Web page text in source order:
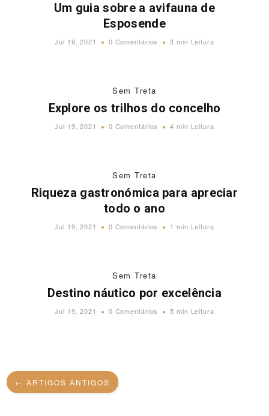
Um guia sobre a avifauna de
Esposende
Jul 19, 2021 0 Comentários 3 min Leitura
Sem Treta
Explore os trilhos do concelho
Jul 19, 2021 0 Comentários 4 min Leitura
Sem Treta
Riqueza gastronómica para apreciar
todo o ano
Jul 19, 2021 0 Comentários 1 min Leitura
Sem Treta
Destino náutico por excelência
Jul 19, 2021 0 Comentários 5 min Leitura
← ARTIGOS ANTIGOS